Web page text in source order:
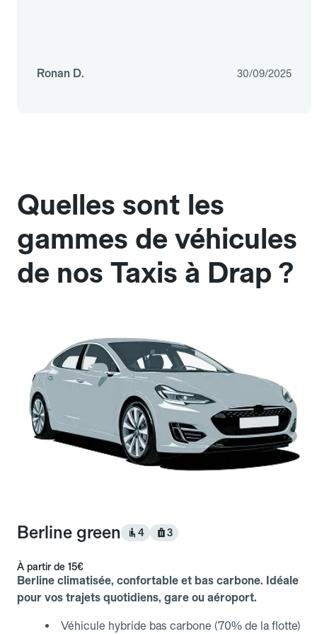
Ronan D. 30/09/2025
Quelles sont les
gammes de véhicules
de nos Taxis à Drap ?
Berline green 4 3
À partir de 15€
Berline climatisée, confortable et bas carbone. Idéale
pour vos trajets quotidiens, gare ou aéroport.
Véhicule hybride bas carbone (70% de la flotte)